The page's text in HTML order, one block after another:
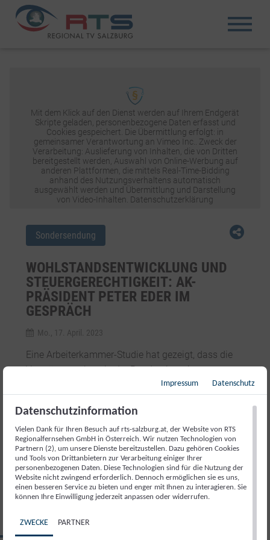
Mit dem Klick auf den Dienst werden auf Ihrem Endgerät
Skripte geladen, personenbezogene Daten erfasst und
Cookies gespeichert. Die Übermittlung erfolgt: in
gemeinsamer Verantwortung an Vimeo Inc.. Zweck der
Verarbeitung: Auslieferung von Inhalten, die von Dritten
bereitgestellt werden, Auswahl von Online-Werbung auf
anderen Plattformen, die mittels Real-Time-Bidding
anhand des Nutzungsverhaltens automatisch
ausgewählt werden und Übermittlung und Darstellung
von Video-Inhalten. Datenschutzerklärung
INHALT AKTIVIEREN
Sondersendung
WOHLSTANDSENTWICKLUNG UND
STEUERGERECHTIGKEIT: AK-
PRÄSIDENT PETER EDER IM
GESPRÄCH
Mo., 17. April. 2023
Eine Arbeiterkammer-Studie hat gezeigt, dass die
Vermögensschere in der Pandemie weiter
aufgegangen ist. Einer IFES-Studie zufolge glauben
nur mehr mit einem Erbe kommt. Ist unsere
Steuersystem noch gerecht? Julia Schwaiger
diskutiert mit AK-Präsident Peter Eder darüber, wie
er auf die ungleiche Vermögensverteilung reagieren
würde und welche Maßnahmen es braucht.
LANDTAGSWAHL 2023
Impressum Datenschutz
Datenschutzinformation
Vielen Dank für Ihren Besuch auf rts-salzburg.at, der Website von RTS
Regionalfernsehen GmbH in Österreich. Wir nutzen Technologien von
Partnern (2), um unsere Dienste bereitzustellen. Dazu gehören Cookies
und Tools von Drittanbietern zur Verarbeitung einiger Ihrer
personenbezogenen Daten. Diese Technologien sind für die Nutzung der
Website nicht zwingend erforderlich. Dennoch ermöglichen sie es uns,
einen besseren Service zu bieten und enger mit Ihnen zu interagieren. Sie
können Ihre Einwilligung jederzeit anpassen oder widerrufen.
ZWECKE PARTNER